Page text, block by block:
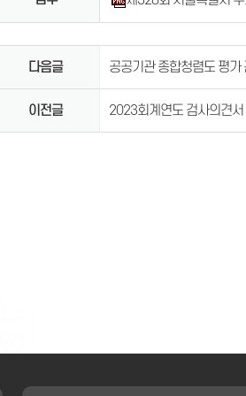
다음글 공공기관 종합청렴도 평
이전글 2023회계연도 검사의견